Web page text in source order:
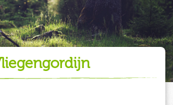
vliegengordijn